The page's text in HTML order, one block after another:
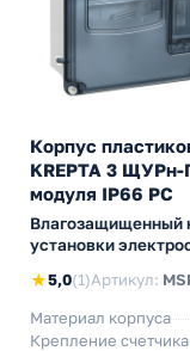
Корпус
KREPTA 3 ЩУРн-
модуля IP66 PC
Влагозащищенный
установки
★5,0(1)Артикул:
Материал корпуса
Крепление счетчика